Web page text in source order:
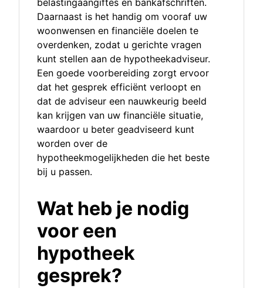
belastingaangiftes en bankafschriften.
Daarnaast is het handig om vooraf uw
woonwensen en financiële doelen te
overdenken, zodat u gerichte vragen
kunt stellen aan de hypotheekadviseur.
Een goede voorbereiding zorgt ervoor
dat het gesprek efficiënt verloopt en
dat de adviseur een nauwkeurig beeld
kan krijgen van uw financiële situatie,
waardoor u beter geadviseerd kunt
worden over de
hypotheekmogelijkheden die het beste
bij u passen.
Wat heb je nodig
voor een
hypotheek
gesprek?